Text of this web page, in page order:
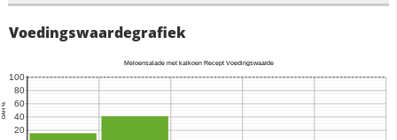
Voedingswaardegrafiek